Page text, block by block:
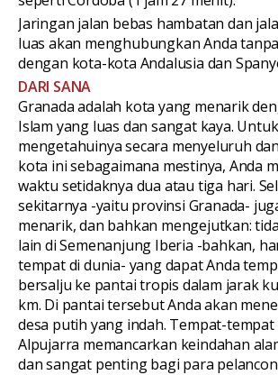
Jaringan jalan bebas hambatan dan
luas akan menghubungkan Anda
dengan kota-kota Andalusia dan
DARI SANA
Granada adalah kota yang menarik
Islam yang luas dan sangat kaya. Untuk
mengetahuinya secara menyeluruh
kota ini sebagaimana mestinya, Anda
waktu setidaknya dua atau tiga hari.
sekitarnya -yaitu provinsi Granada-
menarik, dan bahkan mengejutkan:
lain di Semenanjung Iberia -bahkan,
tempat di dunia- yang dapat Anda
bersalju ke pantai tropis dalam jarak
km. Di pantai tersebut Anda akan
desa putih yang indah. Tempat-
Alpujarra memancarkan keindahan
dan sangat penting bagi para